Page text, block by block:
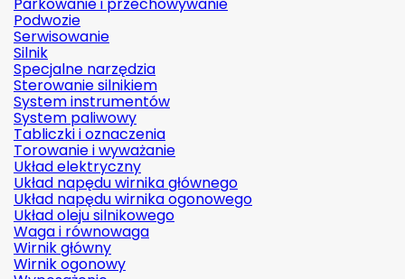
Podwozie
Serwisowanie
Silnik
Specjalne narzędzia
Sterowanie silnikiem
System instrumentów
System paliwowy
Tabliczki i oznaczenia
Torowanie i wyważanie
Układ elektryczny
Układ napędu wirnika głównego
Układ napędu wirnika ogonowego
Układ oleju silnikowego
Waga i równowaga
Wirnik główny
Wirnik ogonowy